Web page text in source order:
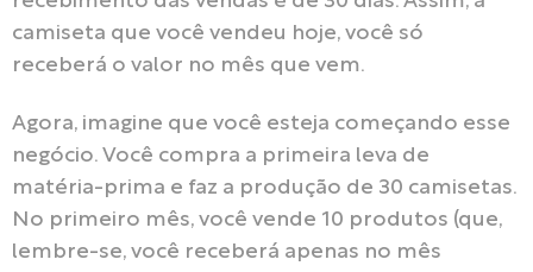
camiseta que você vendeu hoje, você só
receberá o valor no mês que vem.
Agora, imagine que você esteja começando esse
negócio. Você compra a primeira leva de
matéria-prima e faz a produção de 30 camisetas.
No primeiro mês, você vende 10 produtos (que,
lembre-se, você receberá apenas no mês